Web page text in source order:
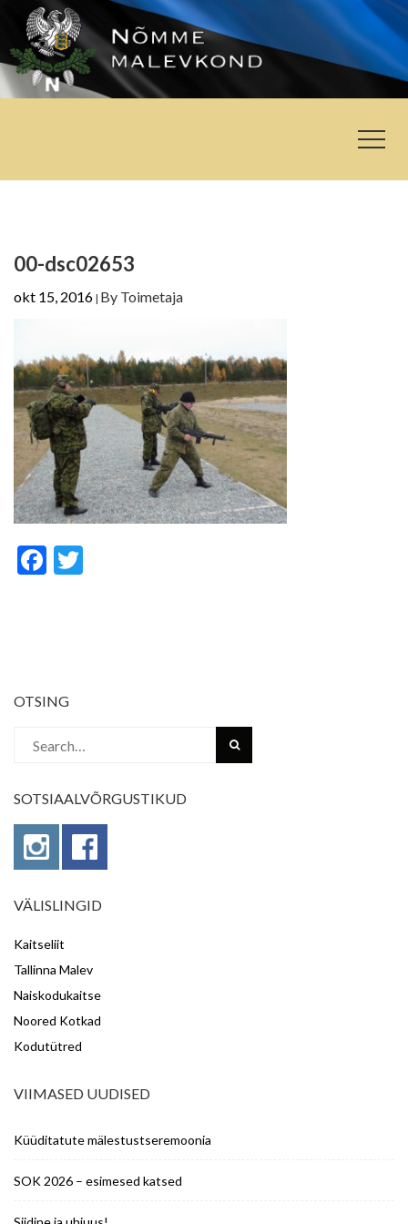
00-dsc02653
okt 15, 2016 | By Toimetaja
Facebook
OTSING
Search
SOTSIAALVÕRGUSTIKUD
VÄLISLINGID
Kaitseliit
Tallinna Malev
Naiskodukaitse
Noored Kotkad
Kodutütred
VIIMASED UUDISED
Küüditatute mälestustseremoonia
SOK 2026 – esimesed katsed